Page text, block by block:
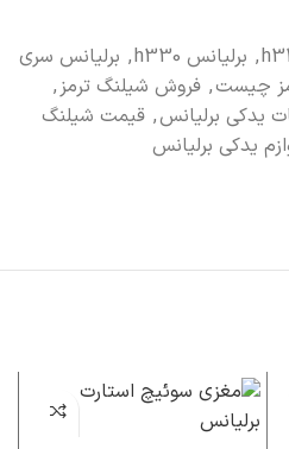
, برلیانس h330 , برلیانس سری
چیست, فروش شیلنگ ترمز,
یدکی برلیانس, قیمت شیلنگ
یدکی برلیانس